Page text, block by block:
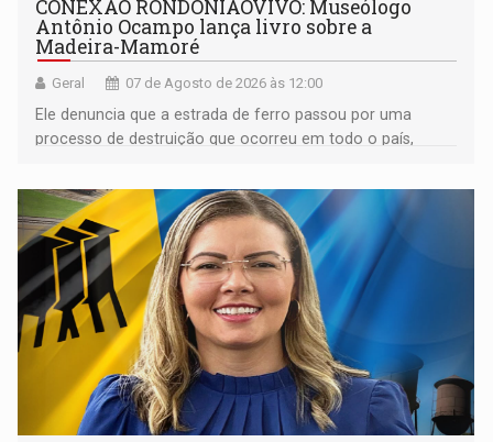
CONEXÃO RONDONIAOVIVO: Museólogo
Antônio Ocampo lança livro sobre a
Madeira-Mamoré
Geral 07 de Agosto de 2026 às 12:00
Ele denuncia que a estrada de ferro passou por uma
processo de destruição que ocorreu em todo o país,